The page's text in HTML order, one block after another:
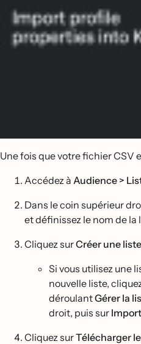
Une fois que votre fichier CSV
Accédez à Audience >
Dans le coin supérieur
et définissez le nom de la
Cliquez surCréer une liste
Si vous utilisez une
nouvelle liste,
déroulantGérer la
droit, puis sur
Cliquez surTélécharger